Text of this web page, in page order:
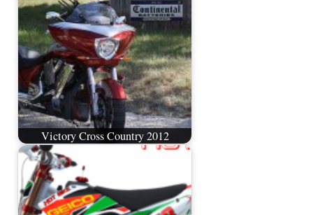
Victory Cross Country 2012